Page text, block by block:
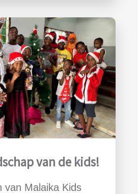
van de kids!
van Malaika Kids